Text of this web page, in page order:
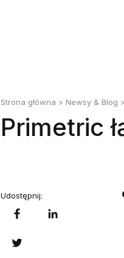
Strona główna > Newsy & Blog
Primetric
Udostępnij: